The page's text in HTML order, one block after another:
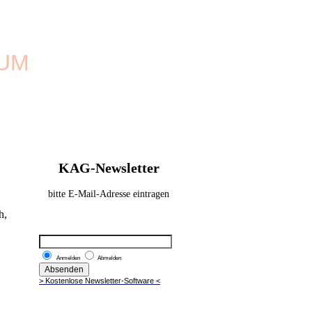
KAG-Newsletter
bitte E-Mail-Adresse eintragen